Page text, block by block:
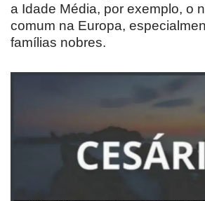
a Idade Média, por exemplo, o
comum na Europa,
famílias nobres.